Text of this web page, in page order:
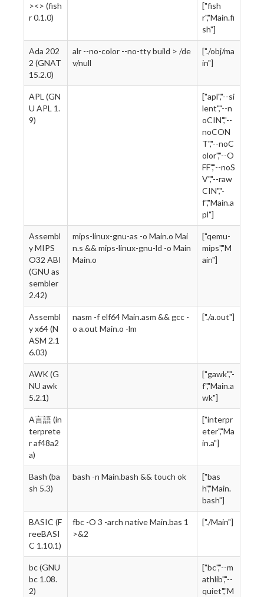
><> (fish
r 0.1.0)
["fish
r","Main.fi
sh"]
Ada 202
2 (GNAT
15.2.0)
alr --no-color --no-tty build > /de
v/null
["./obj/ma
in"]
APL (GN
U APL 1.
9)
["apl","--si
lent","--n
oCIN","--
noCON
T","--noC
olor","--O
FF","--noS
V","--raw
CIN","-
f","Main.a
pl"]
Assembl
y MIPS
O32 ABI
(GNU as
sembler
2.42)
mips-linux-gnu-as -o Main.o Mai
n.s && mips-linux-gnu-ld -o Main
Main.o
["qemu-
mips","M
ain"]
Assembl
y x64 (N
ASM 2.1
6.03)
nasm -f elf64 Main.asm && gcc -
o a.out Main.o -lm
["./a.out"]
AWK (G
NU awk
5.2.1)
["gawk","-
f","Main.a
wk"]
A言語 (in
terprete
r af48a2
a)
["interpr
eter","Ma
in.a"]
Bash (ba
sh 5.3)
bash -n Main.bash && touch ok
["bas
h","Main.
bash"]
BASIC (F
reeBASI
C 1.10.1)
fbc -O 3 -arch native Main.bas 1
>&2
["./Main"]
bc (GNU
bc 1.08.
2)
["bc","--m
athlib","--
quiet","M